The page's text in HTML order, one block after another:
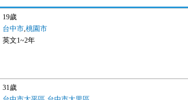
19歲
台中市,桃園市
英文1~2年
31歲